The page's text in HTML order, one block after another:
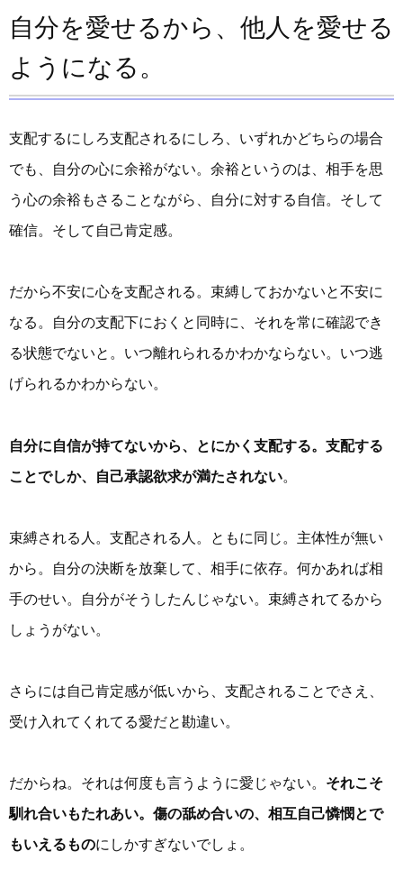
自分を愛せるから、他人を愛せる
ようになる。
支配するにしろ支配されるにしろ、いずれかどちらの場合
でも、自分の心に余裕がない。余裕というのは、相手を思
う心の余裕もさることながら、自分に対する自信。そして
確信。そして自己肯定感。
だから不安に心を支配される。束縛しておかないと不安に
なる。自分の支配下におくと同時に、それを常に確認でき
る状態でないと。いつ離れられるかわかならない。いつ逃
げられるかわからない。
自分に自信が持てないから、とにかく支配する。支配する
ことでしか、自己承認欲求が満たされない。
束縛される人。支配される人。ともに同じ。主体性が無い
から。自分の決断を放棄して、相手に依存。何かあれば相
手のせい。自分がそうしたんじゃない。束縛されてるから
しょうがない。
さらには自己肯定感が低いから、支配されることでさえ、
受け入れてくれてる愛だと勘違い。
だからね。それは何度も言うように愛じゃない。 それこそ
馴れ合いもたれあい。傷の舐め合いの、相互自己憐憫とで
もいえるものにしかすぎないでしょ。